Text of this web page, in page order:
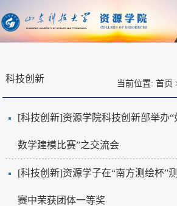
科技创新 当前位置: 首页
[科技创新]资源学院科技创新部举办“
数学建模比赛”之交流会
[科技创新]资源学子在“南方测绘杯”
赛中荣获团体一等奖